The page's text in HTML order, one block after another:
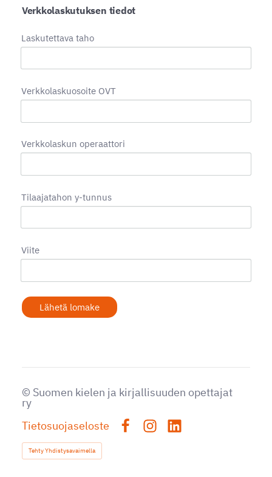
Verkkolaskutuksen tiedot
Laskutettava taho
Verkkolaskuosoite OVT
Verkkolaskun operaattori
Tilaajatahon y-tunnus
Viite
Lähetä lomake
© Suomen kielen ja kirjallisuuden opettajat
ry
Tietosuojaseloste
Tehty Yhdistysavaimella